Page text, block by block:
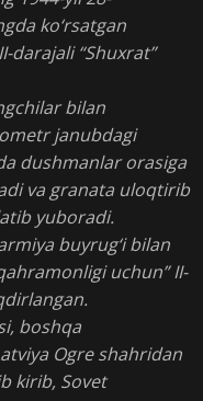
ko‘rsatgan
darajali “Shuxrat”
bilan
janubdagi
dushmanlar orasiga
va granata uloqtirib
yuboradi.
buyrug‘i bilan
uchun” II-
boshqa
Ogre shahridan
kirib, Sovet